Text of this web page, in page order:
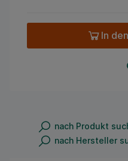
In
nach Produkt
nach Hersteller